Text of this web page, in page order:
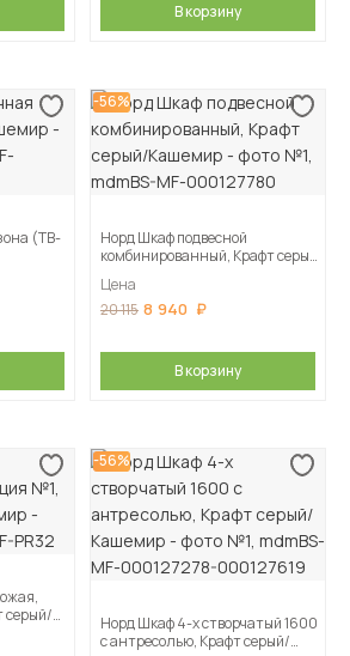
В корзину
(ТВ-
-56%
Норд Шкаф подвесной
комбинированный, Крафт серый/
Цена
20 115 8 940
В корзину
серый/
-56%
Норд Шкаф 4-х створчатый 1600
с антресолью, Крафт серый/